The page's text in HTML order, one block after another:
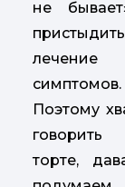
не
лечение
симптомов.
Поэтому
торте,